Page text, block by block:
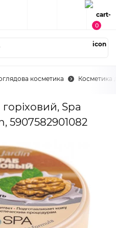
0
косметика Косметика
Spa
5907582901082